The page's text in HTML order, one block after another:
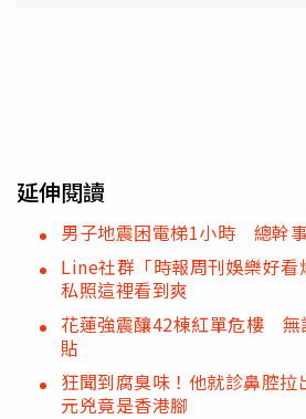
延伸閱讀
男子地震困電梯1小時 總幹
Line社群「時報周刊娛樂好
私照這裡看到爽
花蓮強震釀42棟紅單危樓 無
貼
狂聞到腐臭味！他就診鼻腔
元兇竟是香港腳